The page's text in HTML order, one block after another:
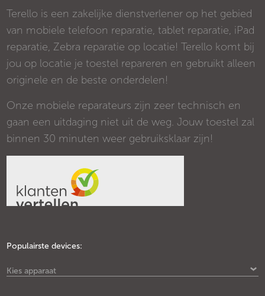
Terello is een zakelijke dienstverlener op het gebied
van mobiele telefoon reparatie, tablet reparatie, iPad
reparatie, Zebra reparatie op locatie! Terello komt bij
jou op locatie je toestel repareren en gebruikt alleen
originele en de beste onderdelen!
Onze mobiele reparateurs zijn zeer technisch en
gaan een uitdaging niet uit de weg. Jouw toestel zal
binnen 30 minuten weer gebruiksklaar zijn!
Populairste devices:
Kies apparaat